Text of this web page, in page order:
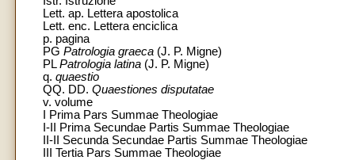
Lett. ap. Lettera apostolica
Lett. enc. Lettera enciclica
p. pagina
PG Patrologia graeca (J. P. Migne)
PLPatrologia latina (J. P. Migne)
q. quaestio
QQ. DD. Quaestiones disputatae
v. volume
I Prima Pars Summae Theologiae
I-II Prima Secundae Partis Summae Theologiae
II-II Secunda Secundae Partis Summae Theologiae
III Tertia Pars Summae Theologiae